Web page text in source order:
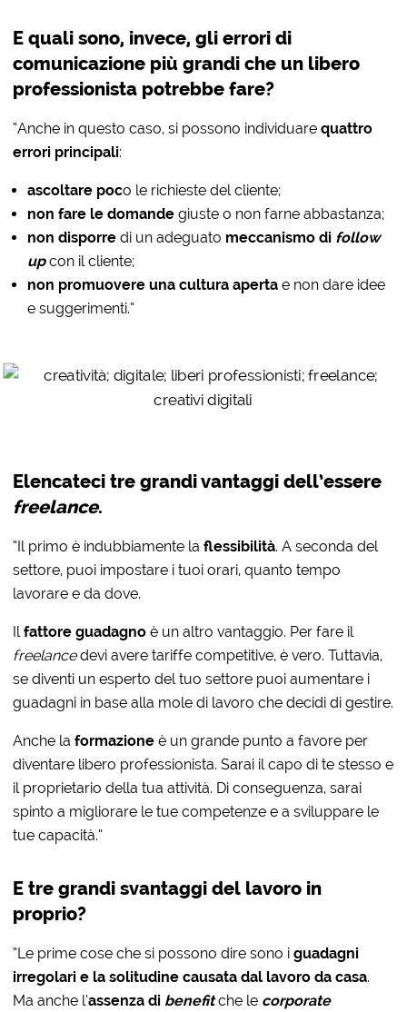
E quali sono, invece, gli errori di
comunicazione più grandi che un libero
professionista potrebbe fare?
“Anche in questo caso, si possono individuarequattro
errori principali:
ascoltare poco le richieste del cliente;
non fare le domande giuste o non farne abbastanza;
non disporredi un adeguato meccanismo di follow
upcon il cliente;
non promuovere una cultura aperta e non dare idee
e suggerimenti.”
Elencateci tre grandi vantaggi dell’essere
freelance.
“Il primo è indubbiamente laflessibilità. A seconda del
settore, puoi impostare i tuoi orari, quanto tempo
lavorare e da dove.
Ilfattore guadagnoè un altro vantaggio. Per fare il
freelancedevi avere tariffe competitive, è vero. Tuttavia,
se diventi un esperto del tuo settore puoi aumentare i
guadagni in base alla mole di lavoro che decidi di gestire.
Anche laformazioneè un grande punto a favore per
diventare libero professionista. Sarai il capo di te stesso e
il proprietario della tua attività. Di conseguenza, sarai
spinto a migliorare le tue competenze e a sviluppare le
tue capacità.”
E tre grandi svantaggi del lavoro in
proprio?
“Le prime cose che si possono dire sono iguadagni
irregolari e la solitudine causata dal lavoro da casa.
Ma anche l’assenza di benefit che le corporate